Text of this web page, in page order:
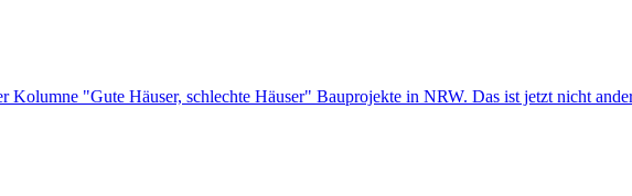
"Gute Häuser, schlechte Häuser" Bauprojekte in NRW. Das ist jetzt nicht